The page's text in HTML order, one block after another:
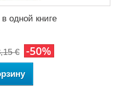
одной книге
€ -50%